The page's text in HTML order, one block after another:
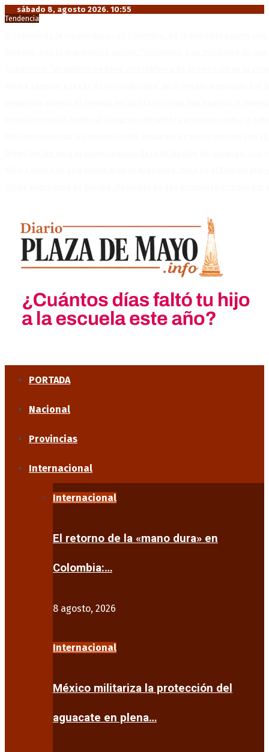
sábado 8, agosto 2026. 10:55
Tendencia
PORTADA
Nacional
Provincias
Internacional
Internacional
El retorno de la «mano dura» en
Colombia:…
8 agosto, 2026
Internacional
México militariza la protección del
aguacate en plena…